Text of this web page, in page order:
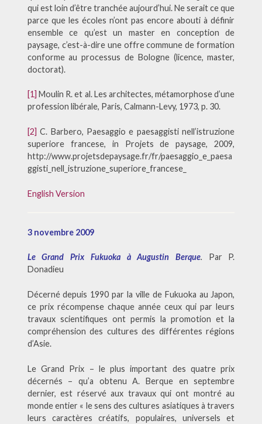
qui est loin d’être tranchée aujourd’hui. Ne serait ce que
parce que les écoles n’ont pas encore abouti à définir
ensemble ce qu’est un master en conception de
paysage, c’est-à-dire une offre commune de formation
conforme au processus de Bologne (licence, master,
doctorat).
[1] Moulin R. et al. Les architectes, métamorphose d’une
profession libérale, Paris, Calmann-Levy, 1973, p. 30.
[2] C. Barbero, Paesaggio e paesaggisti nell’istruzione
superiore francese, in Projets de paysage, 2009,
http://www.projetsdepaysage.fr/fr/paesaggio_e_paesa
ggisti_nell_istruzione_superiore_francese_
English Version
3 novembre 2009
Le Grand Prix Fukuoka à Augustin Berque. Par P.
Donadieu
Décerné depuis 1990 par la ville de Fukuoka au Japon,
ce prix récompense chaque année ceux qui par leurs
travaux scientifiques ont permis la promotion et la
compréhension des cultures des différentes régions
d’Asie.
Le Grand Prix – le plus important des quatre prix
décernés – qu’a obtenu A. Berque en septembre
dernier, est réservé aux travaux qui ont montré au
monde entier « le sens des cultures asiatiques à travers
leurs caractères créatifs, populaires, universels et